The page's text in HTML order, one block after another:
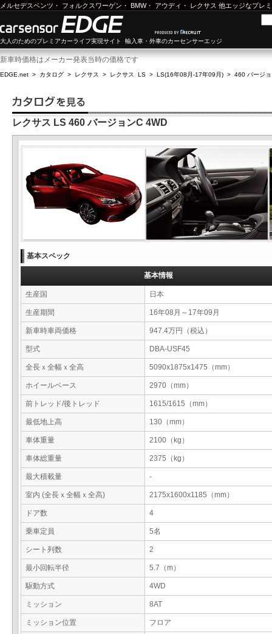
メルセデスベンツ ・ フォルクスワーゲン ・ BMW・ アウディ ・ レクサス 他エッジなプレ
大人のためのプレミアカーライフ実現サイト 輸入車・外車のカーセンサーエッジ
新車時価格はメーカー発表当時の価格です
EDGE.net > カタログ > レクサス > レクサス LS > LS(16年08月-17年09月) > 460 バージ
レクサス LS 460 バージョンC 4WD
基本スペック
基本情報
生産国 日本
生産期間 16年08月～17年09月
新車時車両価格 947.4万円（税込）
型式 DBA-USF45
全長ｘ全幅ｘ全高 5090x1875x1475（mm）
ホイールベース 2970（mm）
前トレッド/後トレッド 1615/1615（mm）
最低地上高 130（mm）
車体重量 2100（kg）
車体総重量 2375（kg）
最大積載量 -
室内 (全長ｘ全幅ｘ全高) 2175x1600x1185（mm）
ドア数 4
乗車定員 5名
シート列数 2
最小回転半径 5.7（m）
駆動方式 4WD
ミッション 8AT
ミッション位置 フロア